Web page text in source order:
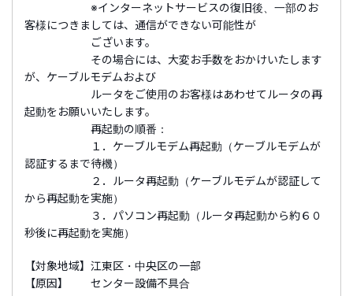
※インターネットサービスの復旧後、一部のお
客様につきましては、通信ができない可能性が
ございます。
その場合には、大変お手数をおかけいたします
が、ケーブルモデムおよび
ルータをご使用のお客様はあわせてルータの再
起動をお願いいたします。
再起動の順番：
１．ケーブルモデム再起動（ケーブルモデムが
認証するまで待機）
２．ルータ再起動（ケーブルモデムが認証して
から再起動を実施）
３．パソコン再起動（ルータ再起動から約６０
秒後に再起動を実施）
【対象地域】江東区・中央区の一部
【原因】 センター設備不具合